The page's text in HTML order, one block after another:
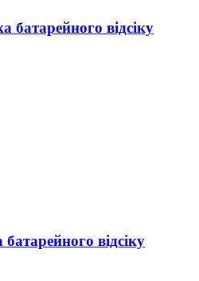
батарейного відсіку
відсіку